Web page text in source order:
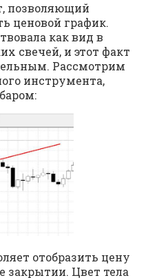
позволяющий
ценовой график.
как вид в
свечей, и этот факт
Рассмотрим
инструмента,
отобразить цену
закрытии. Цвет тела